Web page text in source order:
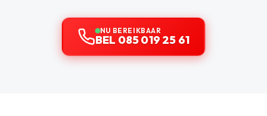
NU BEREIKBAAR
BEL 085 019 25 61